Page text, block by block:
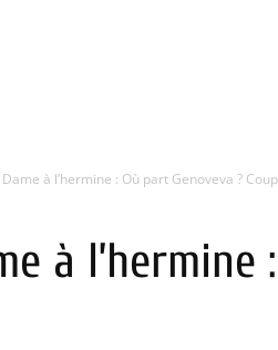
à l’hermine : Où part Genoveva ?
à l’hermine